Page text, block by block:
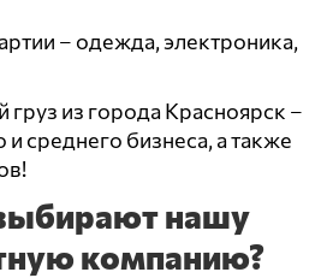
– одежда, электроника,
груз из города Красноярск –
среднего бизнеса, а также
нашу
компанию?